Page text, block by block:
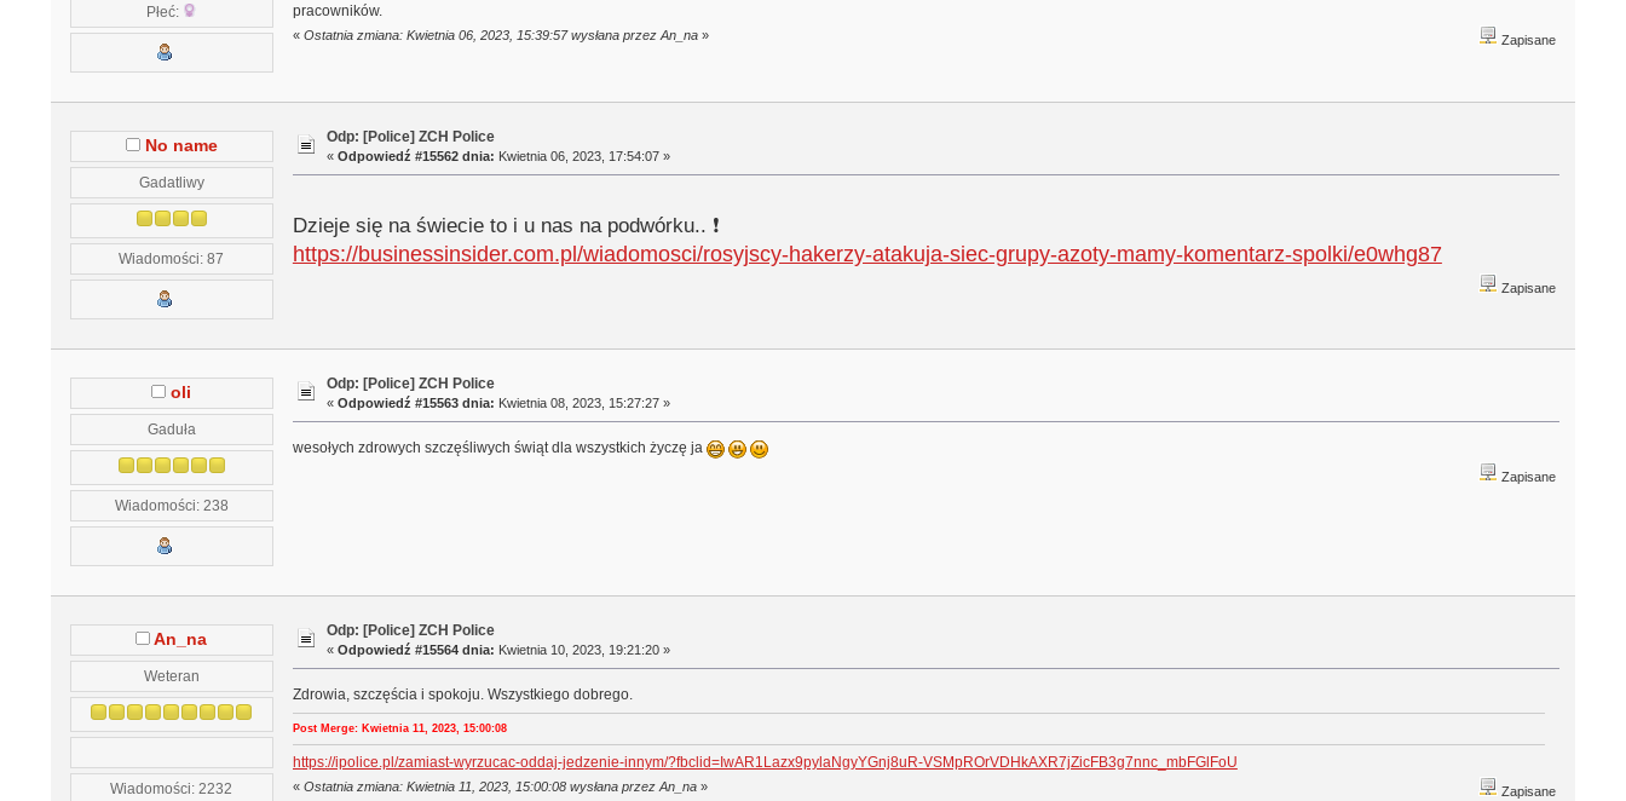
Płeć:
pracowników.
« Ostatnia zmiana: Kwietnia 06, 2023, 15:39:57 wysłana przez An_na» Zapisane
No name
Gadatliwy
Wiadomości: 87
Odp: [Police] ZCH Police
«Odpowiedź #15562 dnia: Kwietnia 06, 2023, 17:54:07 »
Dzieje się na świecie to i u nas na podwórku.. ❗
https://businessinsider.com.pl/wiadomosci/rosyjscy-hakerzy-atakuja-siec-grupy-azoty-mamy-komentarz-spolki/e0whg87
Zapisane
oli
Gaduła
Wiadomości: 238
Odp: [Police] ZCH Police
«Odpowiedź #15563 dnia: Kwietnia 08, 2023, 15:27:27 »
wesołych zdrowych szczęśliwych świąt dla wszystkich życzę ja
Zapisane
An_na
Weteran
Wiadomości: 2232
Odp: [Police] ZCH Police
«Odpowiedź #15564 dnia: Kwietnia 10, 2023, 19:21:20 »
Zdrowia, szczęścia i spokoju. Wszystkiego dobrego.
Post Merge: Kwietnia 11, 2023, 15:00:08
https://ipolice.pl/zamiast-wyrzucac-oddaj-jedzenie-innym/?fbclid=IwAR1Lazx9pylaNgyYGnj8uR-VSMpROrVDHkAXR7jZicFB3g7nnc_mbFGlFoU
« Ostatnia zmiana: Kwietnia 11, 2023, 15:00:08 wysłana przez An_na» Zapisane